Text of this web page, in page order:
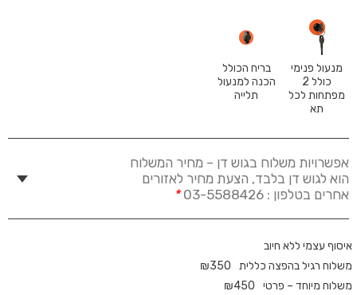
מנעול פנימי
כולל 2
מפתחות לכל
תא
בריח הכולל
הכנה למנעול
תלייה
אפשרויות משלוח בגוש דן – מחיר המשלוח
הוא לגוש דן בלבד, הצעת מחיר לאזורים
אחרים בטלפון : 03-5588426
*
איסוף עצמי ללא חיוב
משלוח רגיל בהפצה כללית
₪350
משלוח מיוחד – פרטי
₪450